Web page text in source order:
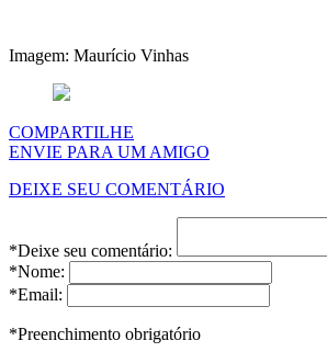
Imagem: Maurício Vinhas
COMPARTILHE
ENVIE PARA UM AMIGO
DEIXE SEU COMENTÁRIO
*Deixe seu comentário:
*Nome:
*Email:
*Preenchimento obrigatório